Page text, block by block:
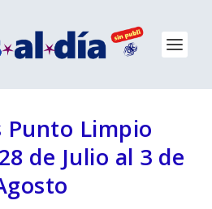
Punto Limpio
de Julio al 3 de